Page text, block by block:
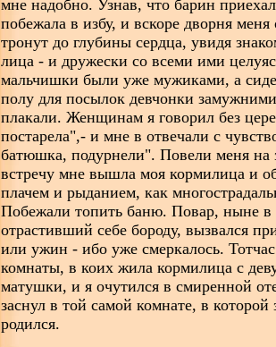
мне надобно. Узнав, что барин
побежала в избу, и вскоре дворня
тронут до глубины сердца, увидя
лица - и дружески со всеми ими
мальчишки были уже мужиками, а
полу для посылок девчонки
плакали. Женщинам я говорил без
постарела",- и мне в отвечали с
батюшка, подурнели". Повели меня на
встречу мне вышла моя кормилица и
плачем и рыданием, как
Побежали топить баню. Повар, ныне в
отрастивший себе бороду, вызвался
или ужин - ибо уже смеркалось.
комнаты, в коих жила кормилица с
матушки, и я очутился в смиренной
заснул в той самой комнате, в которой
родился.